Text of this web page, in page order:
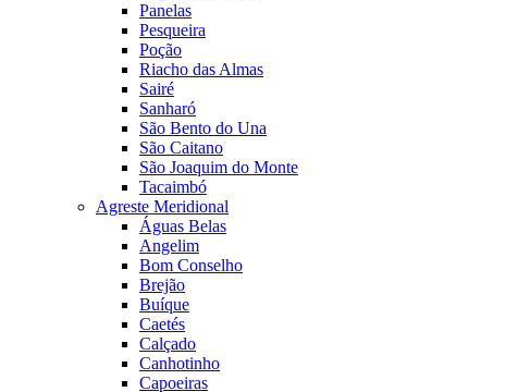
Panelas
Pesqueira
Poção
Riacho das Almas
Sairé
Sanharó
São Bento do Una
São Caitano
São Joaquim do Monte
Tacaimbó
Agreste Meridional
Águas Belas
Angelim
Bom Conselho
Brejão
Buíque
Caetés
Calçado
Canhotinho
Capoeiras